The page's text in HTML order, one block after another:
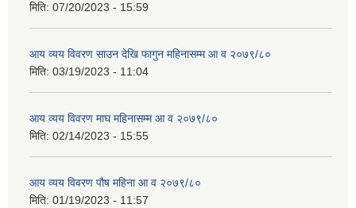
मिति: 07/20/2023 - 15:59
आय व्यय विवरण साउन देखि फागुन महिनासम्म आ व २०७९/८०
मिति: 03/19/2023 - 11:04
आय व्यय विवरण माघ महिनासम्म आ व २०७९/८०
मिति: 02/14/2023 - 15:55
आय व्यय विवरण पौष महिना आ व २०७९/८०
मिति: 01/19/2023 - 11:57